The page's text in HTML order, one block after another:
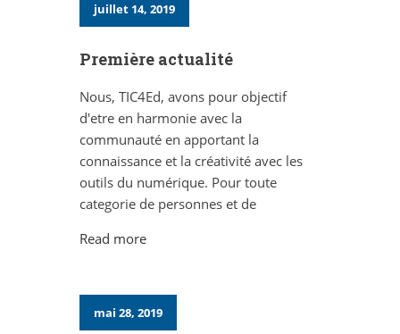
juillet 14, 2019
Première actualité
Nous, TIC4Ed, avons pour objectif
d'etre en harmonie avec la
communauté en apportant la
connaissance et la créativité avec les
outils du numérique. Pour toute
categorie de personnes et de
Read more
mai 28, 2019